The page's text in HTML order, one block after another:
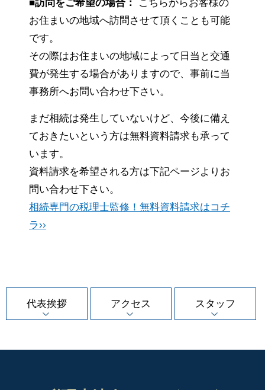
■訪問をご希望の場合：
こちらからお客様の
お住まいの地域へ訪問させて頂くことも可能
です。
その際はお住まいの地域によって日当と交通
費が発生する場合がありますので、事前に当
事務所へお問い合わせ下さい。
まだ相続は発生していないけど、今後に備え
ておきたいという方は無料資料請求も承って
います。
資料請求を希望される方は下記ページよりお
問い合わせ下さい。
相続専門の税理士監修！無料資料請求はコチ
ラ››
代表挨拶 アクセス スタッフ